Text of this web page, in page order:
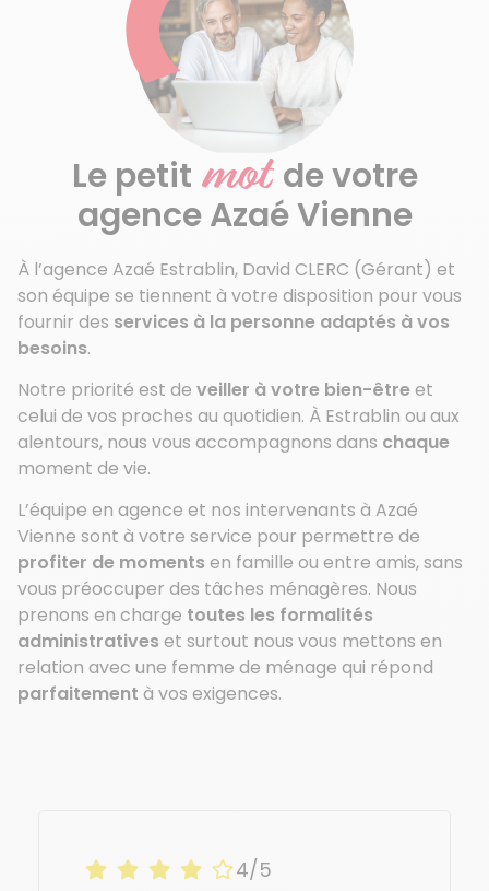
Le petit mot de votre
agence Azaé Vienne
À l’agence Azaé Estrablin, David CLERC (Gérant) et
son équipe se tiennent à votre disposition pour vous
fournir des services à la personne adaptés à vos
besoins.
Notre priorité est de veiller à votre bien-être et
celui de vos proches au quotidien. À Estrablin ou aux
alentours, nous vous accompagnons dans chaque
moment de vie.
L’équipe en agence et nos intervenants à Azaé
Vienne sont à votre service pour permettre de
profiter de moments en famille ou entre amis, sans
vous préoccuper des tâches ménagères. Nous
prenons en charge toutes les formalités
administratives et surtout nous vous mettons en
relation avec une femme de ménage qui répond
parfaitement à vos exigences.
4/5